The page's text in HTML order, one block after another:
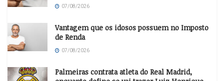
07/08/2026
Vantagem que os idosos possuem no Imposto
de Renda
07/08/2026
Palmeiras contrata atleta do Real Madrid,